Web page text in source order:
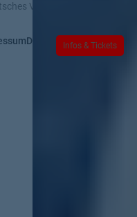
Infos & Tickets
Vergabenetzwerk GmbH
Datenschutz